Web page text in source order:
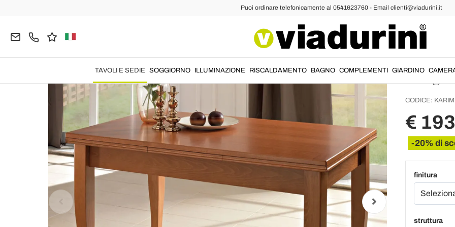
Puoi ordinare telefonicamente al 0541623760 - Email clienti@viadurini.it
TAVOLI E SEDIE SOGGIORNO ILLUMINAZIONE RISCALDAMENTO BAGNO COMPLEMENTI GIARDINO
CODICE: KARIM
€
-20% di
finitura
struttura